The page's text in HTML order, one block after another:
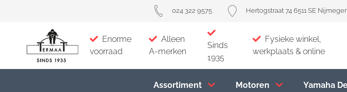
024 322 9575 Hertogstraat 74 6511 SE
Enorme
voorraad
Alleen
A-merken
Sinds
1935
Fysieke winkel,
werkplaats & online
Assortiment Motoren Yamaha